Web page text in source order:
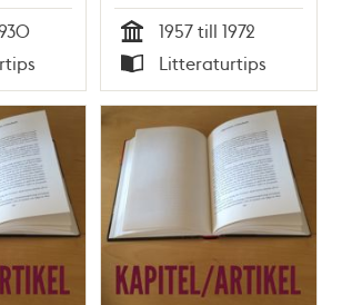
Tid
1957 till 1972
Typ
Litteraturtips